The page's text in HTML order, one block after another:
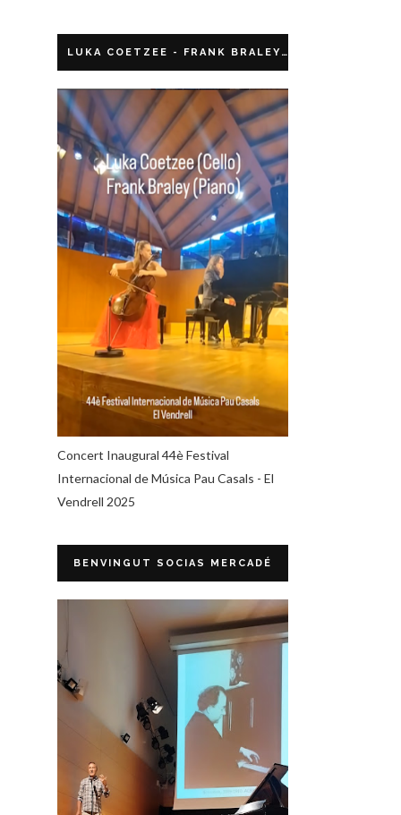
LUKA COETZEE - FRANK BRALEY
Concert Inaugural 44è Festival
Internacional de Música Pau Casals - El
Vendrell 2025
BENVINGUT SOCIAS MERCADÉ